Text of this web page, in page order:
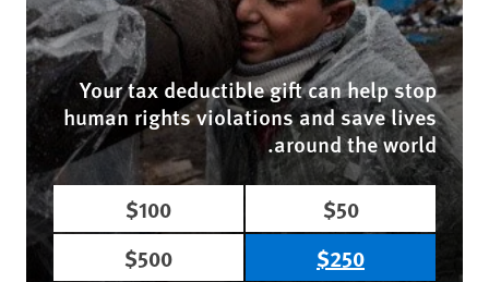
Your tax deductible gift can help stop
human rights violations and save lives
around the world.
$50
$100
$250
$500